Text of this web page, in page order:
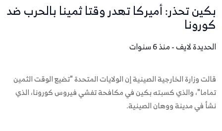
بكين تحذر: أميركا تهدر وقتا ثمينا بالحرب ضد
كورونا
الحديدة لايف - منذ 6 سنوات
قالت وزارة الخارجية الصينية إن الولايات المتحدة "تضيع الوقت الثمين
تماما"، والذي كسبته بكين في مكافحة تفشي فيروس كورونا، الذي
نشأ في مدينة ووهان الصينية.